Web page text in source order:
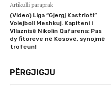
Artikulli paraprak
(Video) Liga “Gjergj Kastrioti”
Volejboll Meshkuj. Kapiteni i
Vllaznisë Nikolin Qafarena: Pas
dy fitoreve në Kosovë, synojmë
trofeun!
PËRGJIGJU